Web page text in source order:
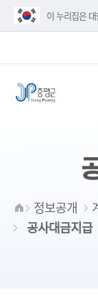
이 누리집은
정보공개
공사대금지급